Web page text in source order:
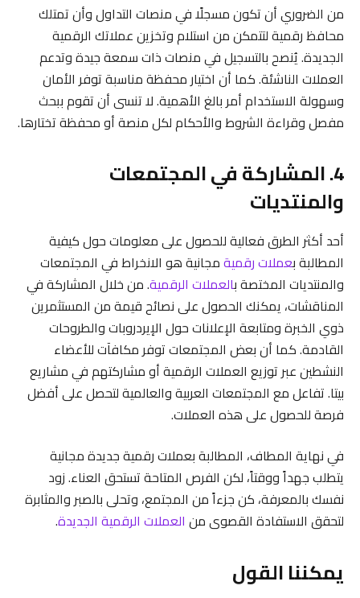
من الضروري أن تكون مسجلًا في منصات التداول وأن تمتلك
محافظ رقمية لتتمكن من استلام وتخزين عملاتك الرقمية
الجديدة. يُنصح بالتسجيل في منصات ذات سمعة جيدة وتدعم
العملات الناشئة. كما أن اختيار محفظة مناسبة توفر الأمان
وسهولة الاستخدام أمر بالغ الأهمية. لا تنسى أن تقوم ببحث
مفصل وقراءة الشروط والأحكام لكل منصة أو محفظة تختارها.
4. المشاركة في المجتمعات
والمنتديات
أحد أكثر الطرق فعالية للحصول على معلومات حول كيفية
المطالبة بعملات رقميةمجانية هو الانخراط في المجتمعات
والمنتديات المختصة بالعملات الرقمية. من خلال المشاركة في
المناقشات، يمكنك الحصول على نصائح قيمة من المستثمرين
ذوي الخبرة ومتابعة الإعلانات حول الإيردروبات والطروحات
القادمة. كما أن بعض المجتمعات توفر مكافآت للأعضاء
النشطين عبر توزيع العملات الرقمية أو مشاركتهم في مشاريع
بيتا. تفاعل مع المجتمعات العربية والعالمية لتحصل على أفضل
فرصة للحصول على هذه العملات.
في نهاية المطاف، المطالبة بعملات رقمية جديدة مجانية
يتطلب جهداً ووقتاً، لكن الفرص المتاحة تستحق العناء. زود
نفسك بالمعرفة، كن جزءاً من المجتمع، وتحلى بالصبر والمثابرة
لتحقق الاستفادة القصوى من العملات الرقمية الجديدة.
يمكننا القول